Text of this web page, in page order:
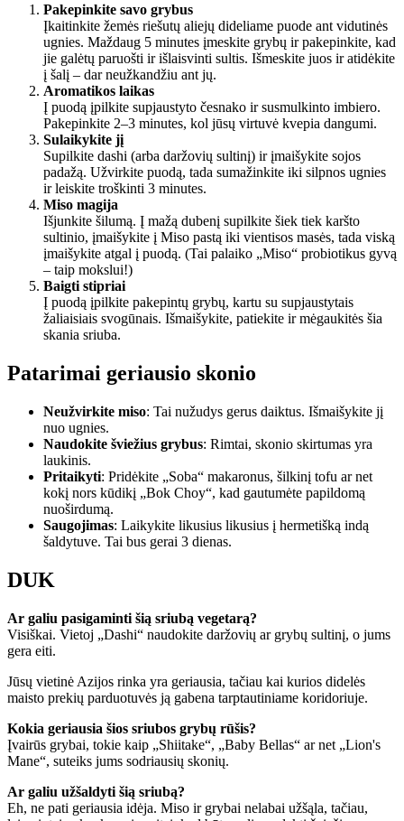
Pakepinkite savo grybus
Įkaitinkite žemės riešutų aliejų dideliame puode ant vidutinės
ugnies. Maždaug 5 minutes įmeskite grybų ir pakepinkite, kad
jie galėtų paruošti ir išlaisvinti sultis. Išmeskite juos ir atidėkite
į šalį – dar neužkandžiu ant jų.
Aromatikos laikas
Į puodą įpilkite supjaustyto česnako ir susmulkinto imbiero.
Pakepinkite 2–3 minutes, kol jūsų virtuvė kvepia dangumi.
Sulaikykite jį
Supilkite dashi (arba daržovių sultinį) ir įmaišykite sojos
padažą. Užvirkite puodą, tada sumažinkite iki silpnos ugnies
ir leiskite troškinti 3 minutes.
Miso magija
Išjunkite šilumą. Į mažą dubenį supilkite šiek tiek karšto
sultinio, įmaišykite į Miso pastą iki vientisos masės, tada viską
įmaišykite atgal į puodą. (Tai palaiko „Miso“ probiotikus gyvą
– taip mokslui!)
Baigti stipriai
Į puodą įpilkite pakepintų grybų, kartu su supjaustytais
žaliaisiais svogūnais. Išmaišykite, patiekite ir mėgaukitės šia
skania sriuba.
Patarimai geriausio skonio
Neužvirkite miso: Tai nužudys gerus daiktus. Išmaišykite jį
nuo ugnies.
Naudokite šviežius grybus: Rimtai, skonio skirtumas yra
laukinis.
Pritaikyti: Pridėkite „Soba“ makaronus, šilkinį tofu ar net
kokį nors kūdikį „Bok Choy“, kad gautumėte papildomą
nuoširdumą.
Saugojimas: Laikykite likusius likusius į hermetišką indą
šaldytuve. Tai bus gerai 3 dienas.
DUK
Ar galiu pasigaminti šią sriubą vegetarą?
Visiškai. Vietoj „Dashi“ naudokite daržovių ar grybų sultinį, o jums
gera eiti.
Jūsų vietinė Azijos rinka yra geriausia, tačiau kai kurios didelės
maisto prekių parduotuvės ją gabena tarptautiniame koridoriuje.
Kokia geriausia šios sriubos grybų rūšis?
Įvairūs grybai, tokie kaip „Shiitake“, „Baby Bellas“ ar net „Lion's
Mane“, suteiks jums sodriausių skonių.
Ar galiu užšaldyti šią sriubą?
Eh, ne pati geriausia idėja. Miso ir grybai nelabai užšąla, tačiau,